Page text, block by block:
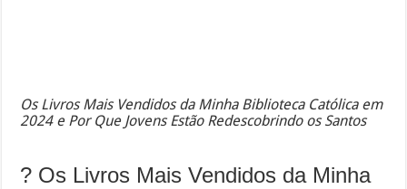
Os Livros Mais Vendidos da Minha Biblioteca Católica em
2024 e Por Que Jovens Estão Redescobrindo os Santos
? Os Livros Mais Vendidos da Minha